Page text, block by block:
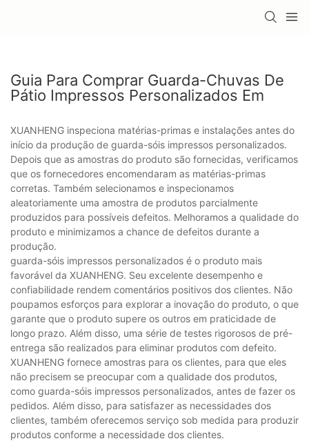
Guia Para Comprar Guarda-Chuvas De
Pátio Impressos Personalizados Em
XUANHENG inspeciona matérias-primas e instalações antes do
início da produção de guarda-sóis impressos personalizados.
Depois que as amostras do produto são fornecidas, verificamos
que os fornecedores encomendaram as matérias-primas
corretas. Também selecionamos e inspecionamos
aleatoriamente uma amostra de produtos parcialmente
produzidos para possíveis defeitos. Melhoramos a qualidade do
produto e minimizamos a chance de defeitos durante a
produção.
guarda-sóis impressos personalizados é o produto mais
favorável da XUANHENG. Seu excelente desempenho e
confiabilidade rendem comentários positivos dos clientes. Não
poupamos esforços para explorar a inovação do produto, o que
garante que o produto supere os outros em praticidade de
longo prazo. Além disso, uma série de testes rigorosos de pré-
entrega são realizados para eliminar produtos com defeito.
XUANHENG fornece amostras para os clientes, para que eles
não precisem se preocupar com a qualidade dos produtos,
como guarda-sóis impressos personalizados, antes de fazer os
pedidos. Além disso, para satisfazer as necessidades dos
clientes, também oferecemos serviço sob medida para produzir
produtos conforme a necessidade dos clientes.